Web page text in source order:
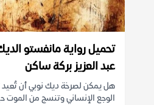
تحميل رواية مانفستو
عبد العزيز بركة ساكن
هل يمكن لصرخة ديك نوبي أن تُعيد
الوجع الإنساني وتنسج من الموت